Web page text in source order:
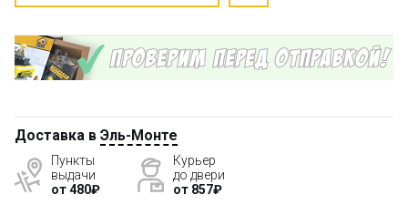
Доставка в Эль-Монте
Пункты
выдачи
от 480₽
Курьер
до двери
от 857₽